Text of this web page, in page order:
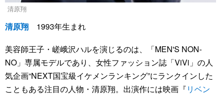
清原翔
清原翔 1993年生まれ
美容師王子・嵯峨沢ハルを演じるのは、「MEN'S NON-
NO」専属モデルであり、女性ファッション誌「ViVi」の人
気企画“NEXT国宝級イケメンランキング”にランクインした
こともある注目の人物・清原翔。出演作には映画『リベン